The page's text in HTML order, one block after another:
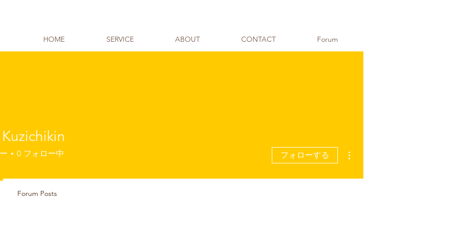
HOME SERVICE ABOUT CONTACT Forum
0 フォロー中 フォローする
Forum Posts